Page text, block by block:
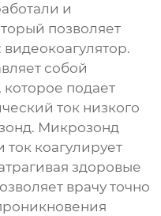
и
позволяет
собой
подает
ток низкого
Микрозонд
коагулирует
здоровые
врачу точно